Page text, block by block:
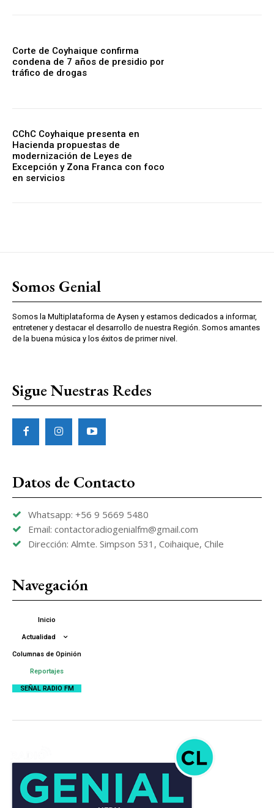
Corte de Coyhaique confirma
condena de 7 años de presidio por
tráfico de drogas
CChC Coyhaique presenta en
Hacienda propuestas de
modernización de Leyes de
Excepción y Zona Franca con foco
en servicios
Somos Genial
Somos la Multiplataforma de Aysen y estamos dedicados a informar,
entretener y destacar el desarrollo de nuestra Región. Somos amantes
de la buena música y los éxitos de primer nivel.
Sigue Nuestras Redes
Datos de Contacto
Whatsapp: +56 9 5669 5480
Email: contactoradiogenialfm@gmail.com
Dirección: Almte. Simpson 531, Coihaique, Chile
Navegación
Inicio
Actualidad
Columnas de Opinión
Reportajes
SEÑAL RADIO FM